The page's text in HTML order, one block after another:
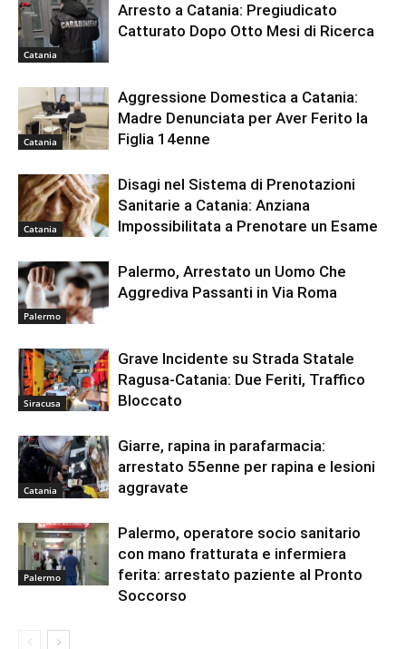
Catania
Arresto a Catania: Pregiudicato
Catturato Dopo Otto Mesi di Ricerca
Catania
Aggressione Domestica a Catania:
Madre Denunciata per Aver Ferito la
Figlia 14enne
Catania
Disagi nel Sistema di Prenotazioni
Sanitarie a Catania: Anziana
Impossibilitata a Prenotare un Esame
Palermo
Palermo, Arrestato un Uomo Che
Aggrediva Passanti in Via Roma
Siracusa
Grave Incidente su Strada Statale
Ragusa-Catania: Due Feriti, Traffico
Bloccato
Catania
Giarre, rapina in parafarmacia:
arrestato 55enne per rapina e lesioni
aggravate
Palermo
Palermo, operatore socio sanitario
con mano fratturata e infermiera
ferita: arrestato paziente al Pronto
Soccorso